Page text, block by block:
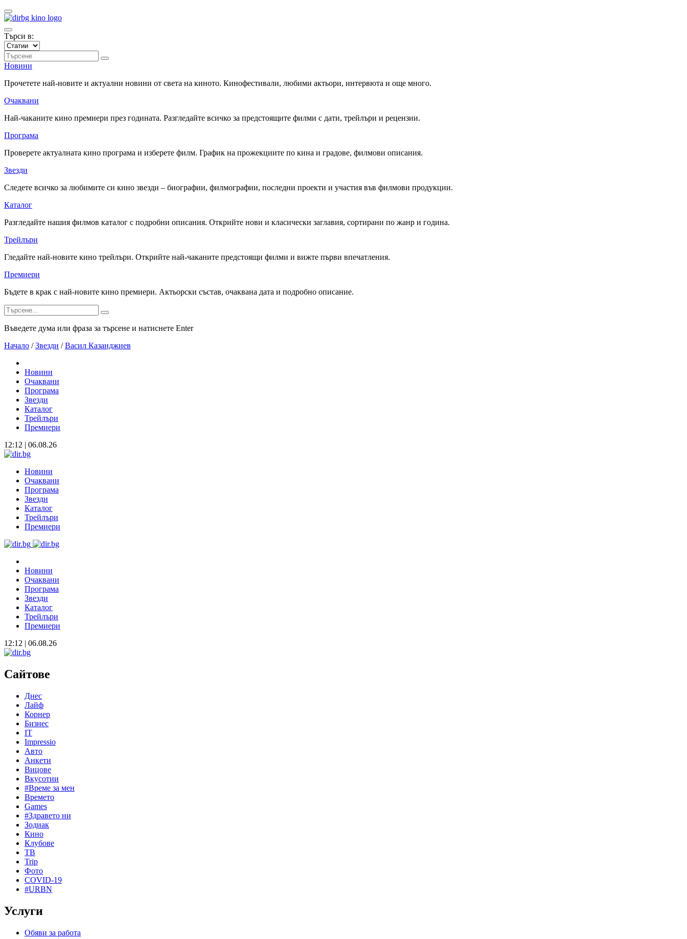
Търси в:
Новини
Прочетете най-новите и актуални новини от света на киното. Кинофестивали, любими актьори, интервюта и още много.
Очаквани
Най-чаканите кино премиери през годината. Разгледайте всичко за предстоящите филми с дати, трейлъри и рецензии.
Програма
Проверете актуалната кино програма и изберете филм. График на прожекциите по кина и градове, филмови описания.
Звезди
Следете всичко за любимите си кино звезди – биографии, филмографии, последни проекти и участия във филмови продукции.
Каталог
Разгледайте нашия филмов каталог с подробни описания. Открийте нови и класически заглавия, сортирани по жанр и година.
Трейлъри
Гледайте най-новите кино трейлъри. Открийте най-чаканите предстоящи филми и вижте първи впечатления.
Премиери
Бъдете в крак с най-новите кино премиери. Актьорски състав, очаквана дата и подробно описание.
Въведете дума или фраза за търсене и натиснете Enter
Начало / Звезди / Васил Казанджиев
Новини
Очаквани
Програма
Звезди
Каталог
Трейлъри
Премиери
12:12 | 06.08.26
Новини
Очаквани
Програма
Звезди
Каталог
Трейлъри
Премиери
Новини
Очаквани
Програма
Звезди
Каталог
Трейлъри
Премиери
12:12 | 06.08.26
Сайтове
Днес
Лайф
Корнер
Бизнес
IT
Impressio
Авто
Анкети
Вицове
Вкусотии
#Време за мен
Времето
Games
#Здравето ни
Зодиак
Кино
Клубове
ТВ
Trip
Фото
COVID-19
#URBN
Услуги
Обяви за работа